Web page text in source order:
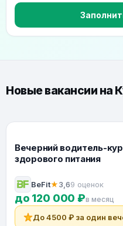
Новые вакансии на
Вечерний водитель-
здорового питания
BeFit★3,69 оценок
до 120 000 ₽в месяц
До 4500 ₽ за один